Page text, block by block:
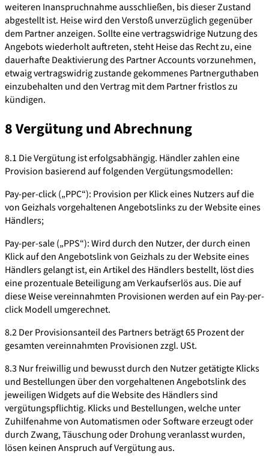
weiteren Inanspruchnahme ausschließen, bis dieser Zustand
abgestellt ist. Heise wird den Verstoß unverzüglich gegenüber
dem Partner anzeigen. Sollte eine vertragswidrige Nutzung des
Angebots wiederholt auftreten, steht Heise das Recht zu, eine
dauerhafte Deaktivierung des Partner Accounts vorzunehmen,
etwaig vertragswidrig zustande gekommenes Partnerguthaben
einzubehalten und den Vertrag mit dem Partner fristlos zu
kündigen.
8 Vergütung und Abrechnung
8.1 Die Vergütung ist erfolgsabhängig. Händler zahlen eine
Provision basierend auf folgenden Vergütungsmodellen:
Pay-per-click („PPC“): Provision per Klick eines Nutzers auf die
von Geizhals vorgehaltenen Angebotslinks zu der Website eines
Händlers;
Pay-per-sale („PPS“): Wird durch den Nutzer, der durch einen
Klick auf den Angebotslink von Geizhals zu der Website eines
Händlers gelangt ist, ein Artikel des Händlers bestellt, löst dies
eine prozentuale Beteiligung am Verkaufserlös aus. Die auf
diese Weise vereinnahmten Provisionen werden auf ein Pay-per-
click Modell umgerechnet.
8.2 Der Provisionsanteil des Partners beträgt 65 Prozent der
gesamten vereinnahmten Provisionen zzgl. USt.
8.3 Nur freiwillig und bewusst durch den Nutzer getätigte Klicks
und Bestellungen über den vorgehaltenen Angebotslink des
jeweiligen Widgets auf die Website des Händlers sind
vergütungspflichtig. Klicks und Bestellungen, welche unter
Zuhilfenahme von Automatismen oder Software erzeugt oder
durch Zwang, Täuschung oder Drohung veranlasst wurden,
lösen keinen Anspruch auf Vergütung aus.